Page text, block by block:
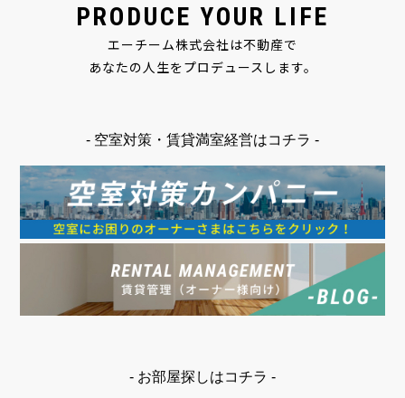
PRODUCE YOUR LIFE
エーチーム株式会社は不動産で
あなたの人生をプロデュースします。
- 空室対策・賃貸満室経営はコチラ -
- お部屋探しはコチラ -